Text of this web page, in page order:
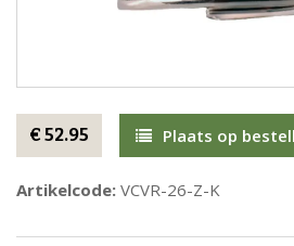
€ 52.95 Plaats op
Artikelcode: VCVR-26-Z-K